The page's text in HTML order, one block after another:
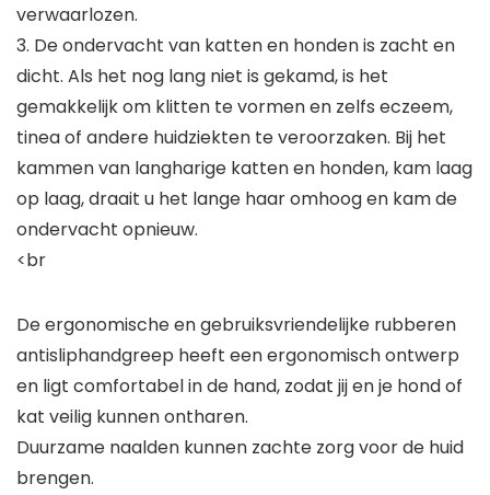
verwaarlozen.
3. De ondervacht van katten en honden is zacht en
dicht. Als het nog lang niet is gekamd, is het
gemakkelijk om klitten te vormen en zelfs eczeem,
tinea of ​​andere huidziekten te veroorzaken. Bij het
kammen van langharige katten en honden, kam laag
op laag, draait u het lange haar omhoog en kam de
ondervacht opnieuw.
<br
De ergonomische en gebruiksvriendelijke rubberen
antisliphandgreep heeft een ergonomisch ontwerp
en ligt comfortabel in de hand, zodat jij en je hond of
kat veilig kunnen ontharen.
Duurzame naalden kunnen zachte zorg voor de huid
brengen.